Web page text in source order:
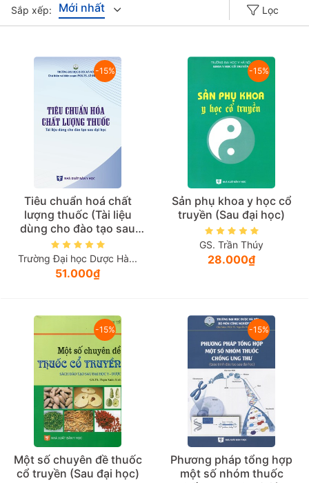
Sắp xếp: Mới nhất Lọc
Giá thấp đần
Năm xuất bản
-15%
Tiêu chuẩn hoá chất
lượng thuốc (Tài liệu
dùng cho đào tạo sau
đại học)
Trường Đại học Dược Hà...
51.000₫
-15%
Sản phụ khoa y học cổ
truyền (Sau đại học)
GS. Trần Thúy
28.000₫
-15%
Một số chuyên đề thuốc
cổ truyền (Sau đại học)
-15%
Phương pháp tổng hợp
một số nhóm thuốc